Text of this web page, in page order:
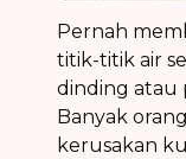
Pernah
titik-titik air
dinding atau
Banyak
kerusakan